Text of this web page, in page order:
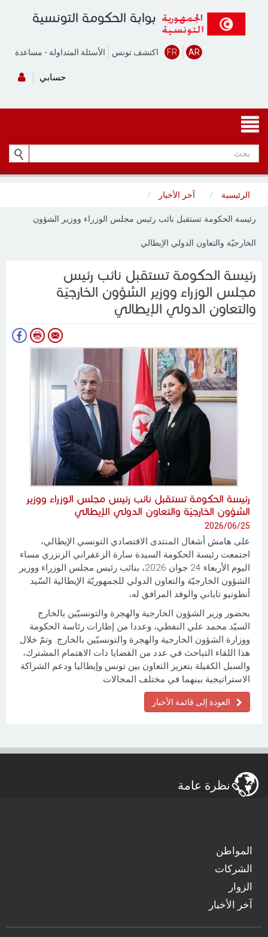
بوابة الحكومة التونسية
الأسئلة المتداولة - مساعدة اكتشف تونس FR AR
حسابي
الرئيسية آخر الأخبار
رئيسة الحكومة تستقبل نائب رئيس مجلس الوزراء ووزير الشؤون
الخارجيّة والتعاون الدولي الإيطالي
رئيسة الحكومة تستقبل نائب رئيس
مجلس الوزراء ووزير الشؤون الخارجيّة
والتعاون الدولي الإيطالي
رئيسة الحكومة تستقبل نائب رئيس مجلس الوزراء ووزير
الشؤون الخارجيّة والتعاون الدولي الإيطالي
2026/06/25
على هامش أشغال المنتدى الاقتصادي التونسي الإيطالي،
اجتمعت رئيسة الحكومة السيدة سارة الزعفراني الزنزري مساء
اليوم الأربعاء 24 جوان 2026، بنائب رئيس مجلس الوزراء ووزير
الشؤون الخارجيّة والتعاون الدولي للجمهوريّة الإيطالية السّيد
أنطونيو تاياني والوفد المرافق له،
بحضور وزير الشؤون الخارجية والهجرة والتونسيّين بالخارج
السيّد محمد علي النفطي، وعددا من إطارات رئاسة الحكومة
ووزارة الشؤون الخارجية والهجرة والتونسيّين بالخارج. وتمّ خلال
هذا اللقاء التباحث في عدد من القضايا ذات الاهتمام المشترك،
والسبل الكفيلة بتعزيز التعاون بين تونس وإيطاليا ودعم الشراكة
الاستراتيجية بينهما في مختلف المجالات.
العودة إلى قائمة الأخبار
نظرة عامة
المواطن
الشركات
الزوار
آخر الأخبار